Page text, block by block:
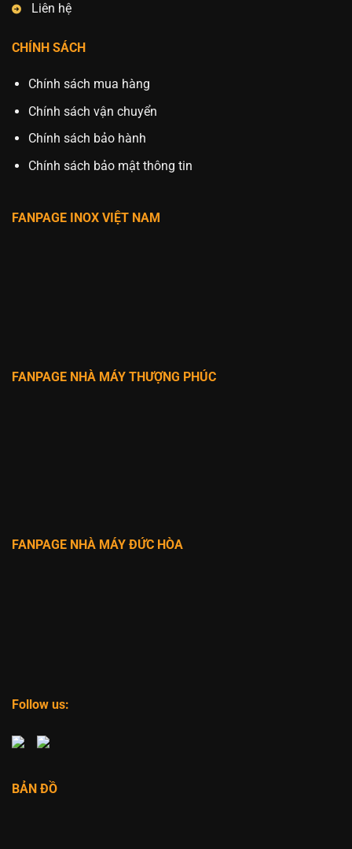
Liên hệ
CHÍNH SÁCH
Chính sách mua hàng
Chính sách vận chuyển
Chính sách bảo hành
Chính sách bảo mật thông tin
FANPAGE INOX VIỆT NAM
FANPAGE NHÀ MÁY THƯỢNG PHÚC
FANPAGE NHÀ MÁY ĐỨC HÒA
Follow us:
BẢN ĐỒ